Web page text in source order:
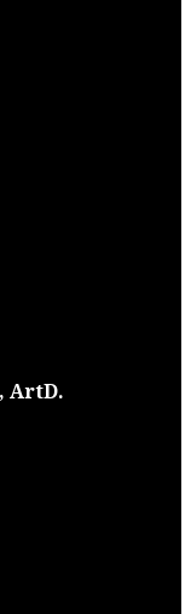
ArtD.